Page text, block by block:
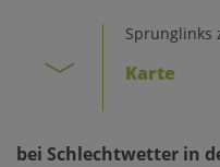
A A
Sprunglinks
Karte
bei Schlechtwetter in